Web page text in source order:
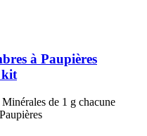
à Paupières
kit
de 1 g chacune